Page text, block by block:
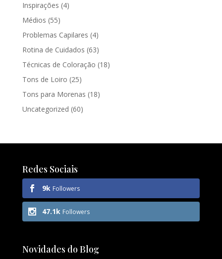
Inspirações (4)
Médios (55)
Problemas Capilares (4)
Rotina de Cuidados (63)
Técnicas de Coloração (18)
Tons de Loiro (25)
Tons para Morenas (18)
Uncategorized (60)
Redes Sociais
9k Followers
47.1k Followers
Novidades do Blog